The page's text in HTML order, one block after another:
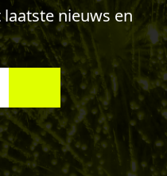
nieuws en